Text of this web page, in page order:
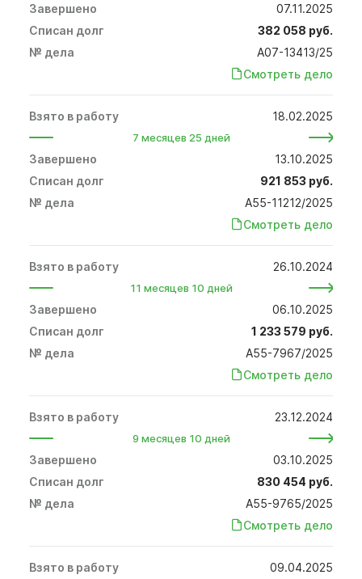
07.11.2025
382 058 руб.
А07-13413/25
Смотреть дело
18.02.2025
7 месяцев 25 дней
13.10.2025
921 853 руб.
А55-11212/2025
Смотреть дело
26.10.2024
11 месяцев 10 дней
06.10.2025
1 233 579 руб.
А55-7967/2025
Смотреть дело
23.12.2024
9 месяцев 10 дней
03.10.2025
830 454 руб.
А55-9765/2025
Смотреть дело
09.04.2025